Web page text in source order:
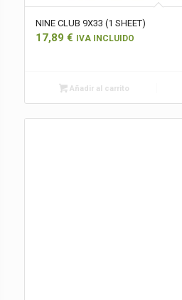
NINE CLUB 9X33 (1 SHEET)
17,89 € IVA INCLUIDO
Añadir al carrito